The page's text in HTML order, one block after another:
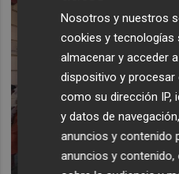
Nosotros y nuestros
cookies y tecnologías
almacenar y acceder
dispositivo y
como su dirección IP,
y datos de
anuncios y contenido
anuncios y